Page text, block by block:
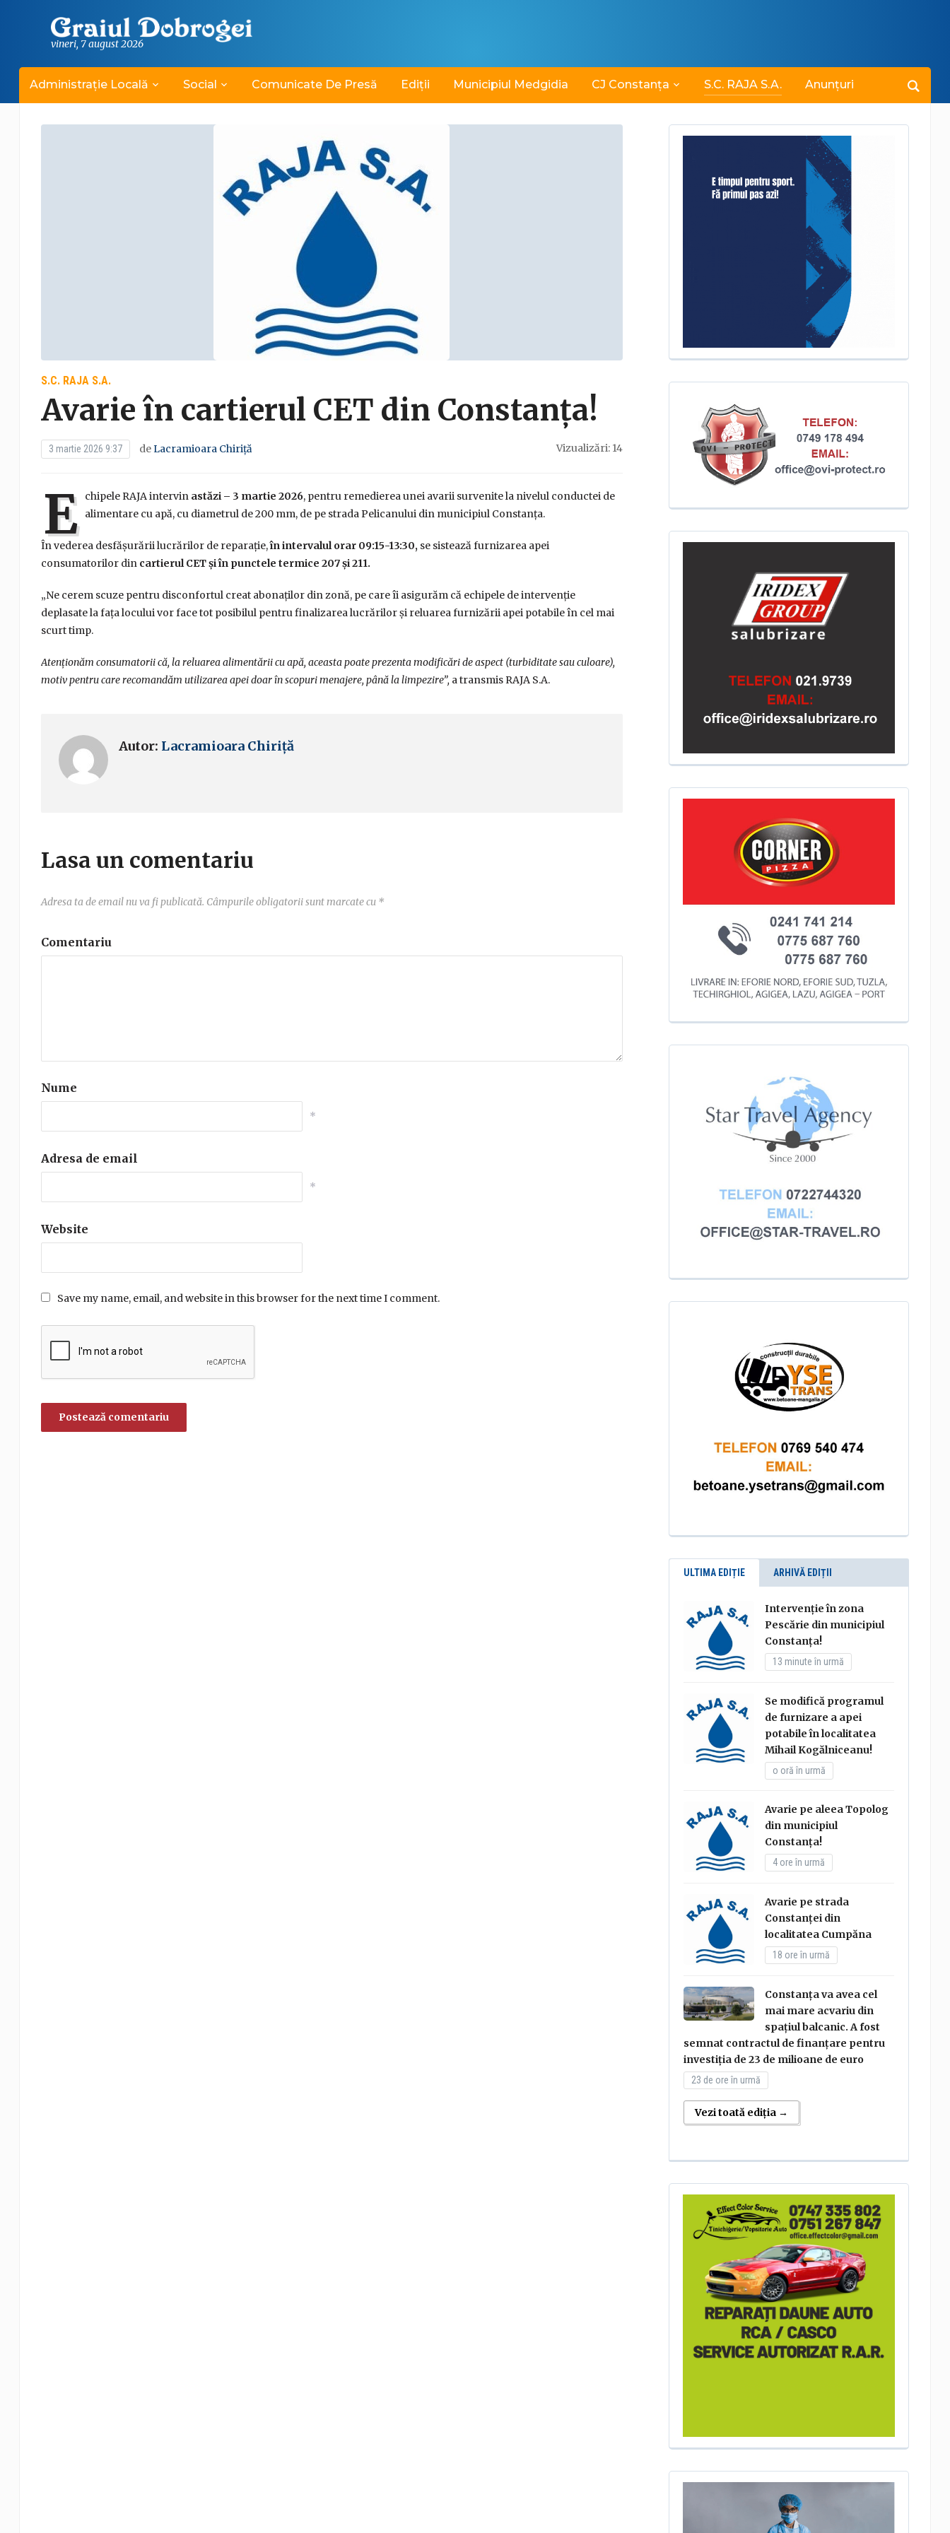
vineri, 7 august 2026
Administrație Locală Social Comunicate De Presă Ediții Municipiul Medgidia CJ Constanța S.C. RAJA S.A. Anunțuri
S.C. RAJA S.A.
Avarie în cartierul CET din Constanța!
3 martie 2026 9:37 deLacramioara Chiriță Vizualizări: 14
E chipele RAJA intervin astăzi – 3 martie 2026, pentru remedierea unei avarii survenite la nivelul conductei de
alimentare cu apă, cu diametrul de 200 mm, de pe strada Pelicanului din municipiul Constanța.
În vederea desfășurării lucrărilor de reparație,în intervalul orar 09:15-13:30,se sistează furnizarea apei
consumatorilor din cartierul CET și în punctele termice 207 și 211.
„Ne cerem scuze pentru disconfortul creat abonaților din zonă, pe care îi asigurăm că echipele de intervenție
deplasate la fața locului vor face tot posibilul pentru finalizarea lucrărilor și reluarea furnizării apei potabile în cel mai
scurt timp.
Atenționăm consumatorii că, la reluarea alimentării cu apă, aceasta poate prezenta modificări de aspect (turbiditate sau culoare),
motiv pentru care recomandăm utilizarea apei doar în scopuri menajere, până la limpezire”, a transmis RAJA S.A.
Autor: Lacramioara Chiriță
Lasa un comentariu
Adresa ta de email nu va fi publicată. Câmpurile obligatorii sunt marcate cu *
Comentariu
Nume
*
Adresa de email
*
Website
Save my name, email, and website in this browser for the next time I comment.
ULTIMA EDIȚIE ARHIVĂ EDIȚII
Intervenție în zona
Pescărie din municipiul
Constanța!
13 minute în urmă
Se modifică programul
de furnizare a apei
potabile în localitatea
Mihail Kogălniceanu!
o oră în urmă
Avarie pe aleea Topolog
din municipiul
Constanța!
4 ore în urmă
Avarie pe strada
Constanței din
localitatea Cumpăna
18 ore în urmă
Constanța va avea cel
mai mare acvariu din
spațiul balcanic. A fost
semnat contractul de finanțare pentru
investiția de 23 de milioane de euro
23 de ore în urmă
Vezi toată ediția →